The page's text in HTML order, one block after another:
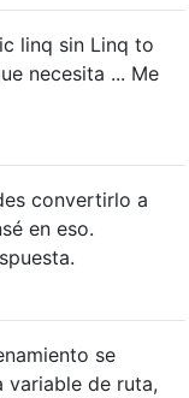
linq sin Linq to
necesita ... Me
convertirlo a
en eso.
se
variable de ruta,